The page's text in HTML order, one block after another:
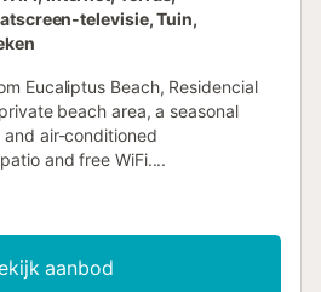
televisie, Tuin,
Eucaliptus Beach, Residencial
beach area, a seasonal
air-conditioned
and free WiFi....
aanbod